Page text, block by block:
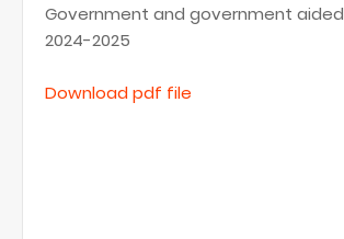
Government and government
2024-2025
Download pdf file